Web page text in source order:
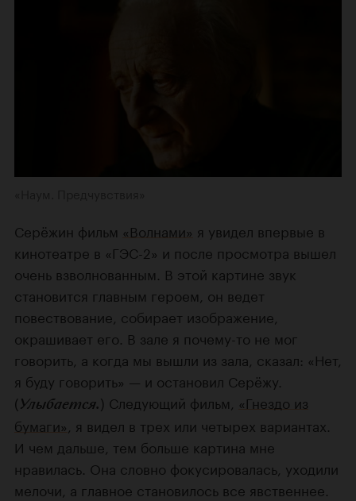
Серёжин фильм «Волнами» я увидел впервые в
кинотеатре в «ГЭС-2» и после просмотра вышел
очень взволнованным. В этой картине звук
становится главным героем, он ведет
повествование, собирает изображение,
окрашивает его. В зале я почему-то не мог
говорить, а когда мы вышли из зала, сказал: «Нет,
я буду говорить» — и остановил Серёжу.
(Улыбается.) Следующий фильм, «Гнездо из
бумаги», я видел в трех или четырех вариантах.
И чем дальше, тем больше картина мне
нравилась. Она словно фокусировалась, уходили
мелочи, а главное становилось все явственнее.